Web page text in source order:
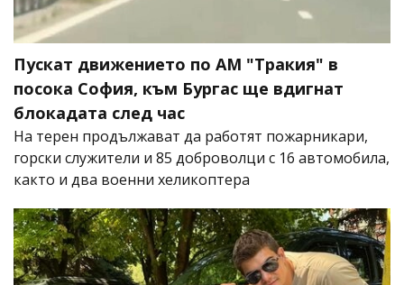
Пускат движението по АМ "Тракия" в
посока София, към Бургас ще вдигнат
блокадата след час
На терен продължават да работят пожарникари,
горски служители и 85 доброволци с 16 автомобила,
както и два военни хеликоптера